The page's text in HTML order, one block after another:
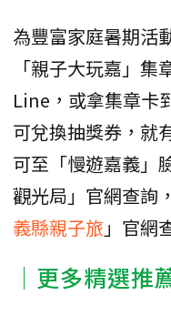
為豐富家庭暑期活
「親子大玩嘉」集
Line，或拿集章卡
可兌換抽獎券，就
可至「慢遊嘉義」
觀光局」官網查詢
義縣親子旅 」官網
│更多精選